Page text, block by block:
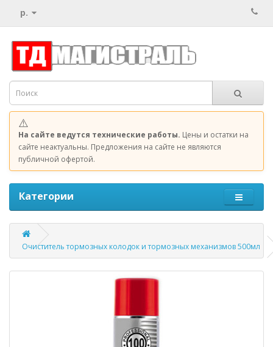
р.
⚠️
На сайте ведутся технические работы. Цены и остатки на
сайте неактуальны. Предложения на сайте не являются
публичной офертой.
Категории
Очиститель тормозных колодок и тормозных механизмов 500мл